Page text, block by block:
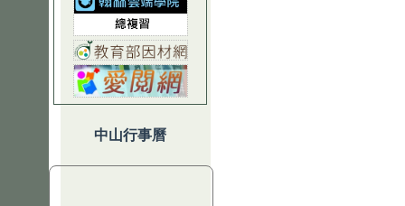
中山行事曆